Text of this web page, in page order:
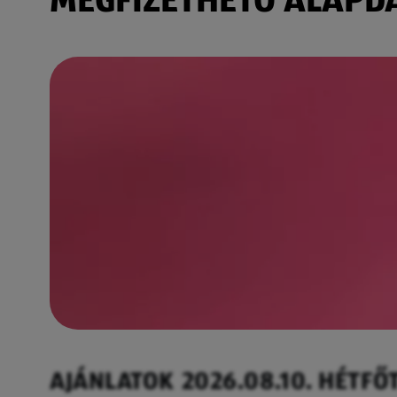
AJÁNLATOK 2026.08.10.